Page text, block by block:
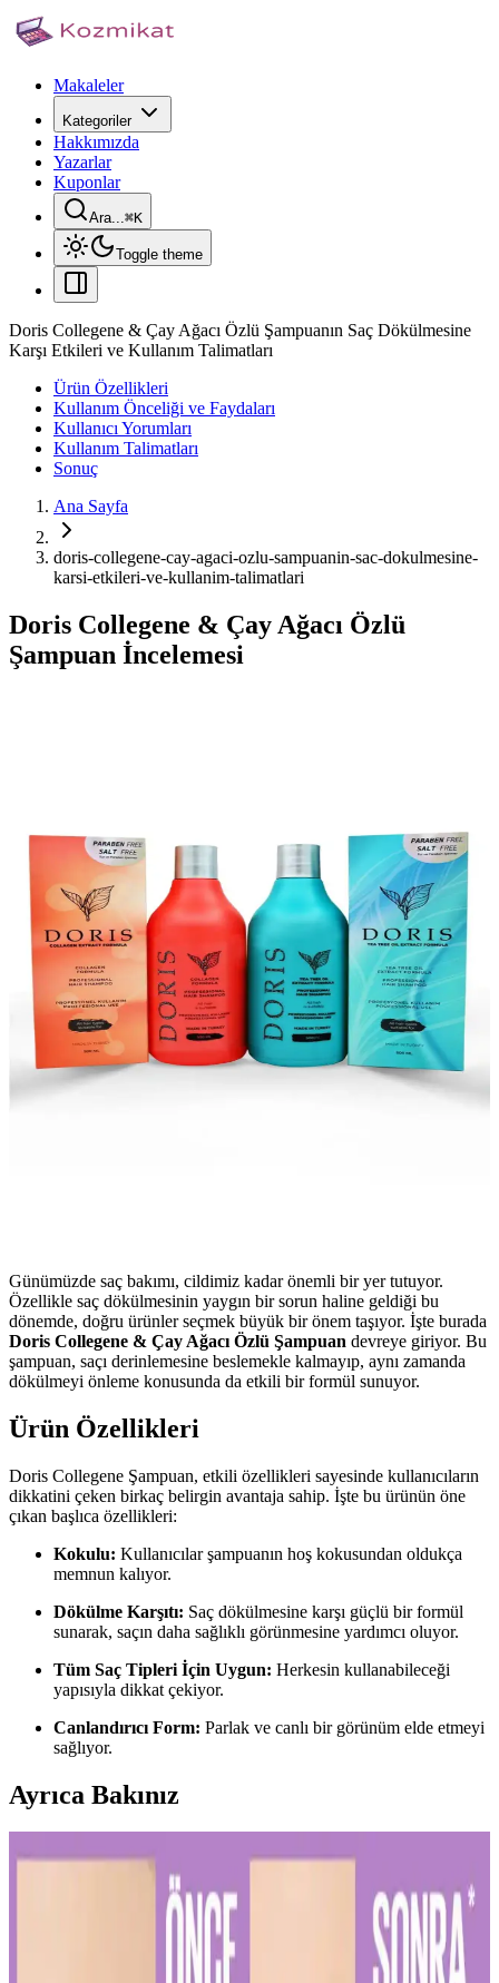
Makaleler
Kategoriler
Hakkımızda
Yazarlar
Kuponlar
Ara...⌘K
Toggle theme
Doris Collegene & Çay Ağacı Özlü Şampuanın Saç Dökülmesine
Karşı Etkileri ve Kullanım Talimatları
Ürün Özellikleri
Kullanım Önceliği ve Faydaları
Kullanıcı Yorumları
Kullanım Talimatları
Sonuç
Ana Sayfa
doris-collegene-cay-agaci-ozlu-sampuanin-sac-dokulmesine-
karsi-etkileri-ve-kullanim-talimatlari
Doris Collegene & Çay Ağacı Özlü
Şampuan İncelemesi
Günümüzde saç bakımı, cildimiz kadar önemli bir yer tutuyor.
Özellikle saç dökülmesinin yaygın bir sorun haline geldiği bu
dönemde, doğru ürünler seçmek büyük bir önem taşıyor. İşte burada
Doris Collegene & Çay Ağacı Özlü Şampuan devreye giriyor. Bu
şampuan, saçı derinlemesine beslemekle kalmayıp, aynı zamanda
dökülmeyi önleme konusunda da etkili bir formül sunuyor.
Ürün Özellikleri
Doris Collegene Şampuan, etkili özellikleri sayesinde kullanıcıların
dikkatini çeken birkaç belirgin avantaja sahip. İşte bu ürünün öne
çıkan başlıca özellikleri:
Kokulu: Kullanıcılar şampuanın hoş kokusundan oldukça
memnun kalıyor.
Dökülme Karşıtı: Saç dökülmesine karşı güçlü bir formül
sunarak, saçın daha sağlıklı görünmesine yardımcı oluyor.
Tüm Saç Tipleri İçin Uygun: Herkesin kullanabileceği
yapısıyla dikkat çekiyor.
Canlandırıcı Form: Parlak ve canlı bir görünüm elde etmeyi
sağlıyor.
Ayrıca Bakınız
Diş Hassasiyetini Azaltan Doğru Diş Macunu Seçimi
ve Kullanım İpuçları
Diş hassasiyetini hafifletmek ve sağlıklı bir gülüşe ulaşmak için
doğru diş macunu seçimi ve düzenli kullanım önemlidir. Uzman
önerileriyle diş sağlığınızı koruyun.